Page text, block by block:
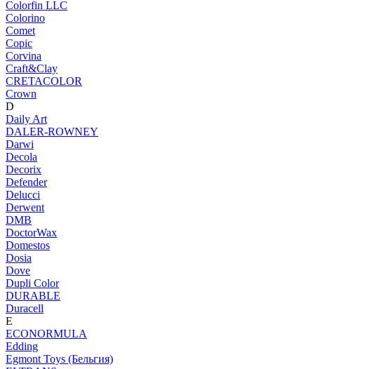
Colorfin LLC
Colorino
Comet
Copic
Corvina
Craft&Clay
CRETACOLOR
Crown
D
Daily Art
DALER-ROWNEY
Darwi
Decola
Decorix
Defender
Delucci
Derwent
DMB
DoctorWax
Domestos
Dosia
Dove
Dupli Color
DURABLE
Duracell
E
ECONORMULA
Edding
Egmont Toys (Бельгия)